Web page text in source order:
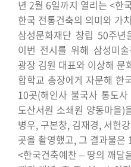
년 2월 6일까지 열리는 <한
한국 전통건축의 의미와 가
삼성문화재단 창립 50주
이번 전시를 위해 삼성미
광장 김원 대표와 이상해 문
합학교 총장에게 자문해 한
10곳(해인사 불국사 통도
도산서원 소쇄원 양동마을)
병우, 구본창, 김재경, 서헌
곳을 촬영했고, 그 결과물
<한국건축예찬 – 땅의 깨달